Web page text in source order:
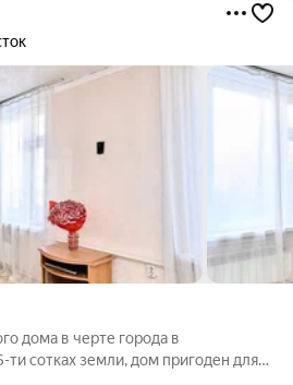
дома в черте города в
ти сотках земли, дом пригоден для